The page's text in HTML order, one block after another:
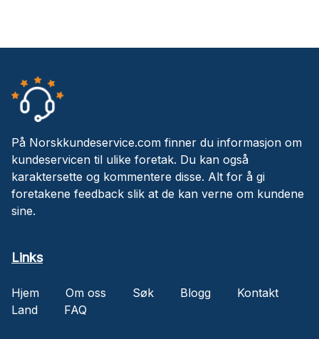
På Norskkundeservice.com finner du informasjon om
kundeservicen til ulike foretak. Du kan også
karaktersette og kommentere disse. Alt for å gi
foretakene feedback slik at de kan verne om kundene
sine.
Links
Hjem Om oss Søk Blogg
Kontakt
Land
FAQ